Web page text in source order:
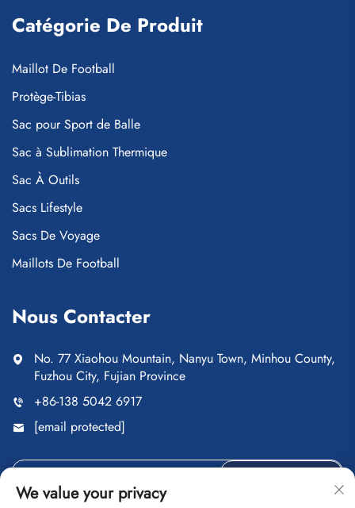
Catégorie De Produit
Maillot De Football
Protège-Tibias
Sac pour Sport de Balle
Sac à Sublimation Thermique
Sac À Outils
Sacs Lifestyle
Sacs De Voyage
Maillots De Football
Nous Contacter
No. 77 Xiaohou Mountain, Nanyu Town, Minhou County,
Fuzhou City, Fujian Province
+86-138 5042 6917
[email protected]
We value your privacy